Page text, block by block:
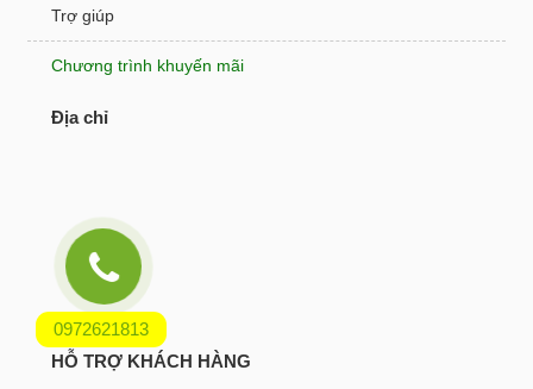
0972621813
Trợ giúp
Chương trình khuyến mãi
Địa chỉ
HỖ TRỢ KHÁCH HÀNG